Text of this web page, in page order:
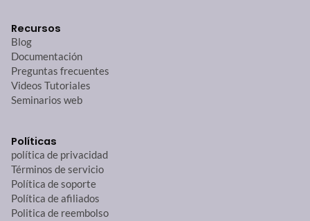
Recursos
Blog
Documentación
Preguntas frecuentes
Videos Tutoriales
Seminarios web
Políticas
política de privacidad
Términos de servicio
Política de soporte
Política de afiliados
Politica de reembolso